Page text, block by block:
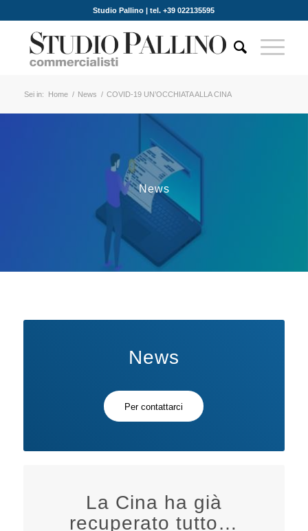
Studio Pallino | tel. +39 022135595
Sei in: Home / News / COVID-19 UN’OCCHIATA ALLA CINA
News
News
Per contattarci
La Cina ha già
recuperato tutto…